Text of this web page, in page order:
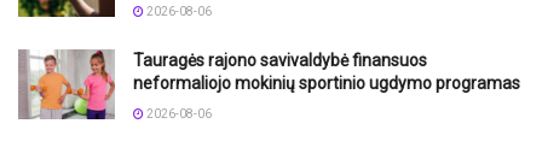
2026-08-06
Tauragės rajono savivaldybė finansuos
neformaliojo mokinių sportinio ugdymo programas
2026-08-06